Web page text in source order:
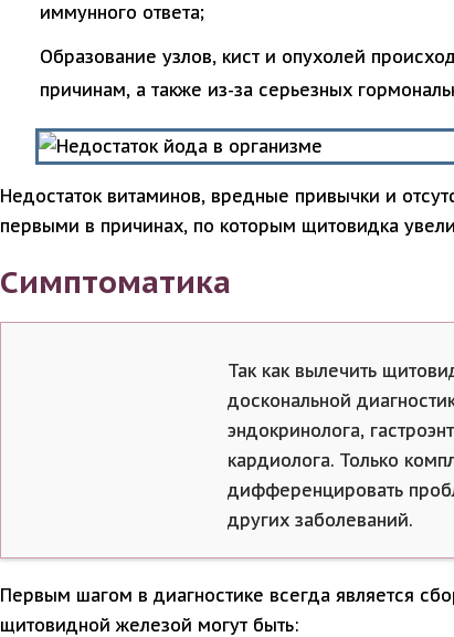
иммунного ответа;
Образование узлов, кист и опухолей
причинам, а также из-за серьезных
Недостаток витаминов, вредные привычки и
первыми в причинах, по которым щитовидка
Симптоматика
Так как вылечить
доскональной
эндокринолога,
кардиолога. Только
дифференцировать
других заболеваний.
Первым шагом в диагностике всегда является
щитовидной железой могут быть: